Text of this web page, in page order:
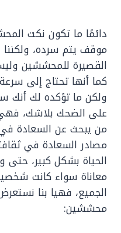
دائمًا ما تكون نكت
موقف يتم سرده،
القصيرة للمحششين
كما أنها تحتاج إلى
ولكن ما تؤكده لك
على الضحك بلاشك،
من يبحث عن السعادة
مصادر السعادة في
الحياة بشكل كبير،
معاناة سواء كانت
الجميع، فهيا بنا
محششين: